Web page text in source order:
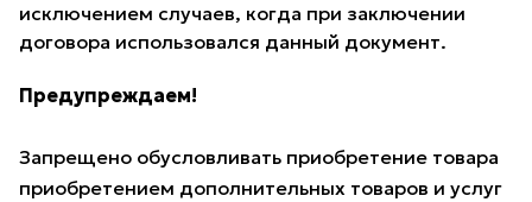
исключением случаев, когда при заключении
договора использовался данный документ.
Предупреждаем!
Запрещено обусловливать приобретение товара
приобретением дополнительных товаров и услуг